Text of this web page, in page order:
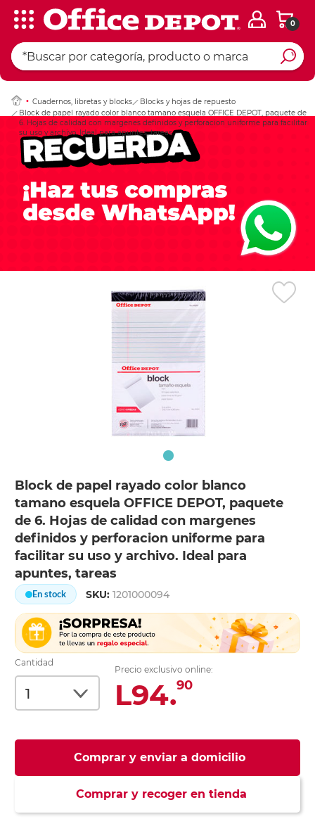
0
Cuadernos, libretas y blocks
Blocks y hojas de repuesto
Block de papel rayado color blanco tamano esquela OFFICE DEPOT, paquete de
6. Hojas de calidad con margenes definidos y perforacion uniforme para facilitar
su uso y archivo. Ideal para apuntes, tareas
Block de papel rayado color blanco
tamano esquela OFFICE DEPOT, paquete
de 6. Hojas de calidad con margenes
definidos y perforacion uniforme para
facilitar su uso y archivo. Ideal para
apuntes, tareas
En stock SKU:1201000094
Cantidad
Precio exclusivo online:
L94.90
Comprar y enviar a domicilio
Comprar y recoger en tienda
Ingresar Codigo